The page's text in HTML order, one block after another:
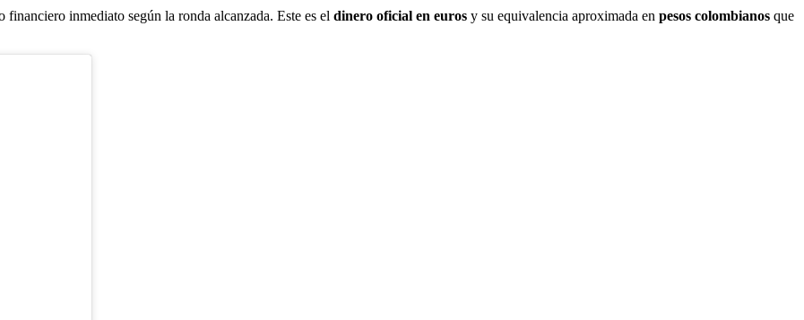
inmediato según la ronda alcanzada. Este es el dinero oficial en euros y su equivalencia aproximada en pesos colombianos que